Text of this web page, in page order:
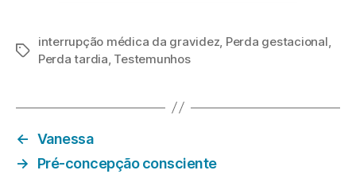
Etiquetas
interrupção médica da gravidez Perda gestacional
Perda tardia Testemunhos
← Vanessa
→
Pré-concepção consciente